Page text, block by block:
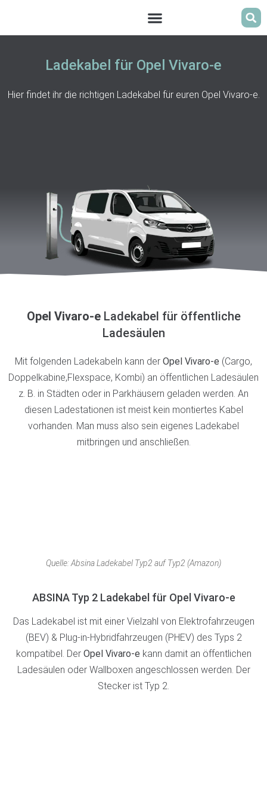
Ladekabel für Opel Vivaro-e
Hier findet ihr die richtigen Ladekabel für euren Opel Vivaro-e.
Opel Vivaro-eLadekabel für öffentliche
Ladesäulen
Mit folgenden Ladekabeln kann der Opel Vivaro-e (Cargo,
Doppelkabine,Flexspace, Kombi) an öffentlichen Ladesäulen
z. B. in Städten oder in Parkhäusern geladen werden. An
diesen Ladestationen ist meist kein montiertes Kabel
vorhanden. Man muss also sein eigenes Ladekabel
mitbringen und anschließen.
Quelle: Absina Ladekabel Typ2 auf Typ2 (Amazon)
ABSINA Typ 2 Ladekabel für Opel Vivaro-e
Das Ladekabel istmit einer Vielzahl von Elektrofahrzeugen
(BEV) & Plug-in-Hybridfahrzeugen (PHEV) des Typs 2
kompatibel. Der Opel Vivaro-e kann damit an öffentlichen
Ladesäulen oder Wallboxen angeschlossen werden. Der
Stecker ist Typ 2.